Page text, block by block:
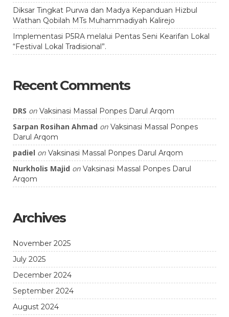
Diksar Tingkat Purwa dan Madya Kepanduan Hizbul
Wathan Qobilah MTs Muhammadiyah Kalirejo
Implementasi P5RA melalui Pentas Seni Kearifan Lokal
“Festival Lokal Tradisional”.
Recent Comments
DRS on Vaksinasi Massal Ponpes Darul Arqom
Sarpan Rosihan Ahmad on Vaksinasi Massal Ponpes
Darul Arqom
padiel on Vaksinasi Massal Ponpes Darul Arqom
Nurkholis Majid on Vaksinasi Massal Ponpes Darul
Arqom
Archives
November 2025
July 2025
December 2024
September 2024
August 2024